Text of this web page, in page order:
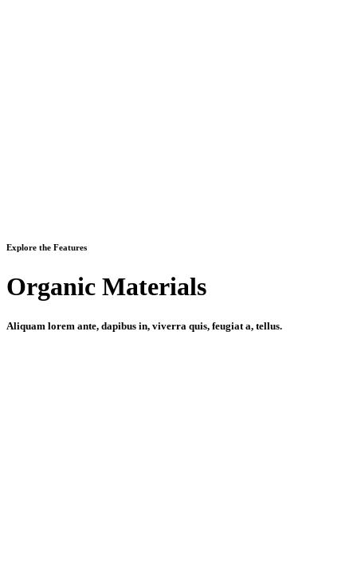
Explore the Features
Organic Materials
Aliquam lorem ante, dapibus in, viverra quis, feugiat a, tellus.